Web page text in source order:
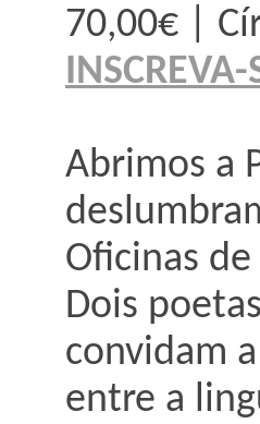
70,00€ |
Abrimos a
Oficinas
Dois
convidam
entre a